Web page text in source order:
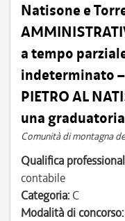
Natisone e
a tempo
indeterminato
PIETRO AL
una graduatoria
Comunità di montagna
Qualifica
contabile
Categoria: C
Modalità di concorso: